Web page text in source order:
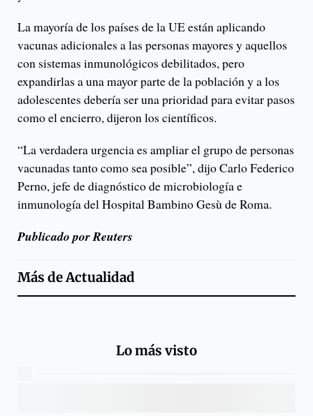
La mayoría de los países de la UE están aplicando
vacunas adicionales a las personas mayores y aquellos
con sistemas inmunológicos debilitados, pero
expandirlas a una mayor parte de la población y a los
adolescentes debería ser una prioridad para evitar pasos
como el encierro, dijeron los científicos.
“La verdadera urgencia es ampliar el grupo de personas
vacunadas tanto como sea posible”, dijo Carlo Federico
Perno, jefe de diagnóstico de microbiología e
inmunología del Hospital Bambino Gesù de Roma.
Publicado por Reuters
Más deActualidad
Lo más visto